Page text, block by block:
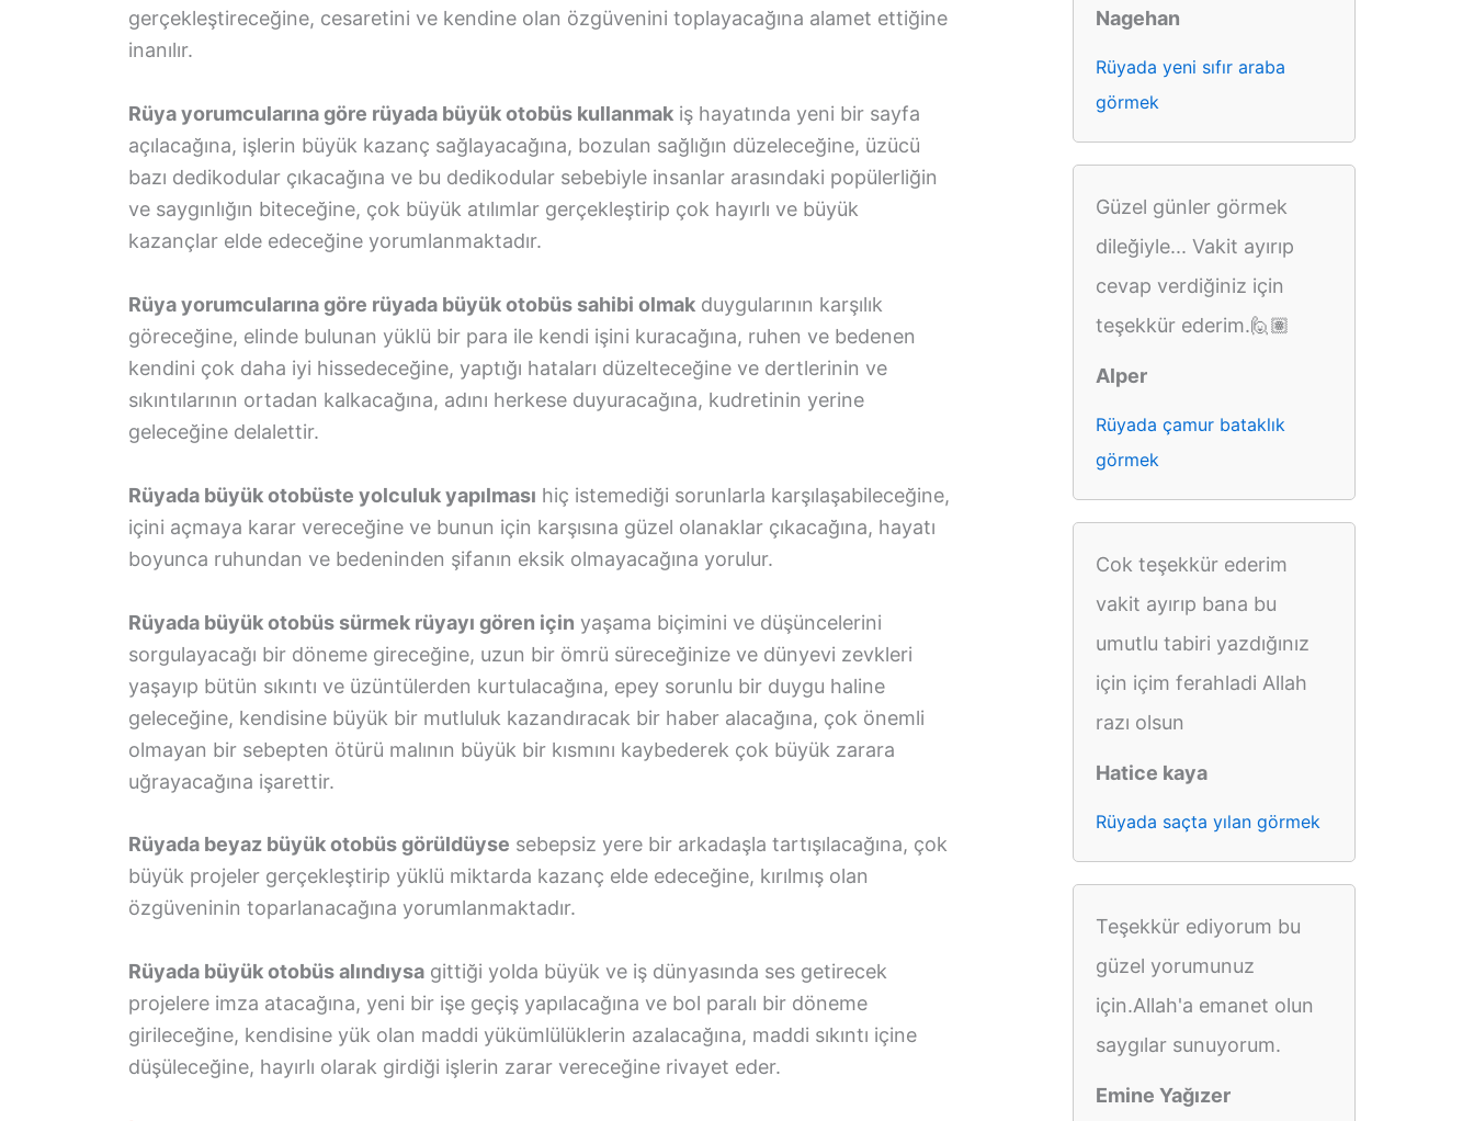
gerçekleştireceğine, cesaretini ve kendine olan özgüvenini toplayacağına alamet ettiğine
inanılır.
Rüya yorumcularına göre rüyada büyük otobüs kullanmak iş hayatında yeni bir sayfa
açılacağına, işlerin büyük kazanç sağlayacağına, bozulan sağlığın düzeleceğine, üzücü
bazı dedikodular çıkacağına ve bu dedikodular sebebiyle insanlar arasındaki popülerliğin
ve saygınlığın biteceğine, çok büyük atılımlar gerçekleştirip çok hayırlı ve büyük
kazançlar elde edeceğine yorumlanmaktadır.
Rüya yorumcularına göre rüyada büyük otobüs sahibi olmak duygularının karşılık
göreceğine, elinde bulunan yüklü bir para ile kendi işini kuracağına, ruhen ve bedenen
kendini çok daha iyi hissedeceğine, yaptığı hataları düzelteceğine ve dertlerinin ve
sıkıntılarının ortadan kalkacağına, adını herkese duyuracağına, kudretinin yerine
geleceğine delalettir.
Rüyada büyük otobüste yolculuk yapılması hiç istemediği sorunlarla karşılaşabileceğine,
içini açmaya karar vereceğine ve bunun için karşısına güzel olanaklar çıkacağına, hayatı
boyunca ruhundan ve bedeninden şifanın eksik olmayacağına yorulur.
Rüyada büyük otobüs sürmek rüyayı gören için yaşama biçimini ve düşüncelerini
sorgulayacağı bir döneme gireceğine, uzun bir ömrü süreceğinize ve dünyevi zevkleri
yaşayıp bütün sıkıntı ve üzüntülerden kurtulacağına, epey sorunlu bir duygu haline
geleceğine, kendisine büyük bir mutluluk kazandıracak bir haber alacağına, çok önemli
olmayan bir sebepten ötürü malının büyük bir kısmını kaybederek çok büyük zarara
uğrayacağına işarettir.
Rüyada beyaz büyük otobüs görüldüyse sebepsiz yere bir arkadaşla tartışılacağına, çok
büyük projeler gerçekleştirip yüklü miktarda kazanç elde edeceğine, kırılmış olan
özgüveninin toparlanacağına yorumlanmaktadır.
Rüyada büyük otobüs alındıysa gittiği yolda büyük ve iş dünyasında ses getirecek
projelere imza atacağına, yeni bir işe geçiş yapılacağına ve bol paralı bir döneme
girileceğine, kendisine yük olan maddi yükümlülüklerin azalacağına, maddi sıkıntı içine
düşüleceğine, hayırlı olarak girdiği işlerin zarar vereceğine rivayet eder.
Nagehan
Rüyada yeni sıfır araba
görmek
Güzel günler görmek
dileğiyle... Vakit ayırıp
cevap verdiğiniz için
teşekkür ederim.🙋🏽
Alper
Rüyada çamur bataklık
görmek
Cok teşekkür ederim
vakit ayırıp bana bu
umutlu tabiri yazdığınız
için içim ferahladi Allah
razı olsun
Hatice kaya
Rüyada saçta yılan görmek
Teşekkür ediyorum bu
güzel yorumunuz
için.Allah'a emanet olun
saygılar sunuyorum.
Emine Yağızer